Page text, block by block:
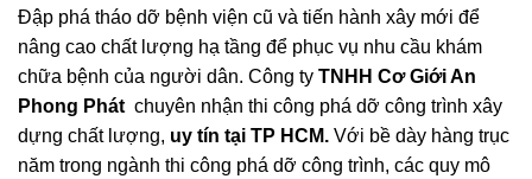
Đập phá tháo dỡ bệnh viện cũ và tiến hành xây mới để
nâng cao chất lượng hạ tầng để phục vụ nhu cầu khám
chữa bệnh của người dân. Công ty TNHH Cơ Giới An
Phong Phát chuyên nhận thi công phá dỡ công trình xây
dựng chất lượng, uy tín tại TP HCM. Với bề dày hàng trục
năm trong ngành thi công phá dỡ công trình, các quy mô